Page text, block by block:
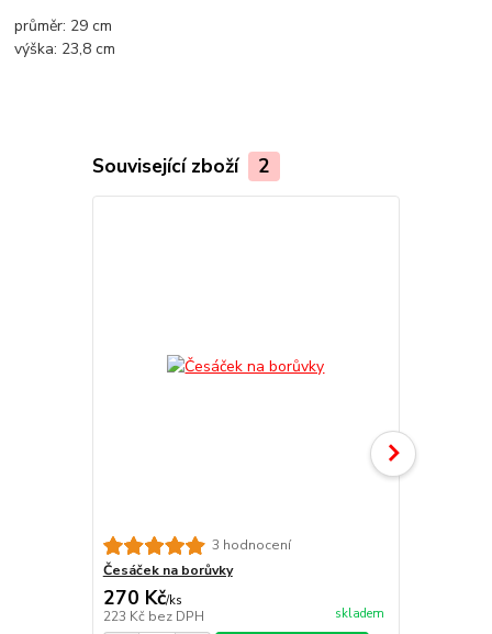
průměr: 29 cm
výška: 23,8 cm
Související zboží 2
3 hodnocení
Česáček na borůvky
270 Kč/ks
223 Kč bez DPH skladem